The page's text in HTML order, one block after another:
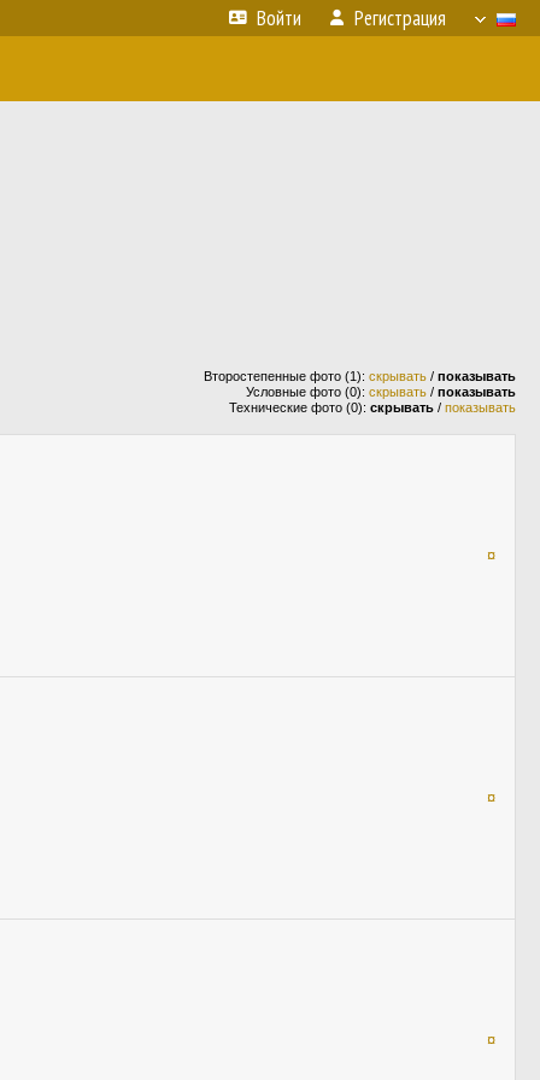
Войти Регистрация
Второстепенные фото (1): скрывать / показывать
Условные фото (0): скрывать / показывать
Технические фото (0): скрывать / показывать
¤
¤
¤